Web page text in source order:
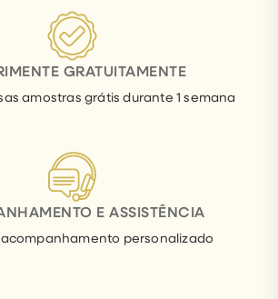
GRATUITAMENTE
amostras grátis durante 1 semana
E ASSISTÊNCIA
acompanhamento personalizado